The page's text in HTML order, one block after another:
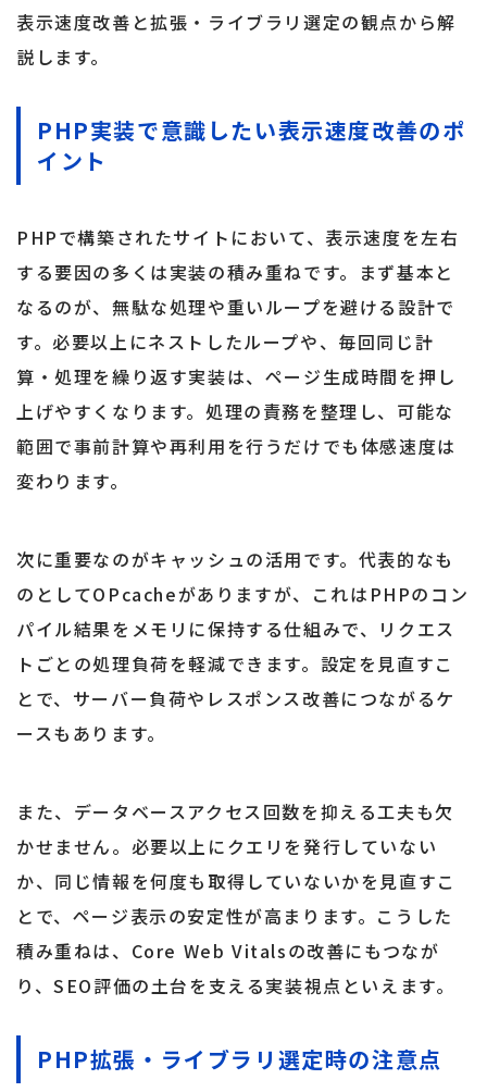
表示速度改善と拡張・ライブラリ選定の観点から解
説します。
PHP実装で意識したい表示速度改善のポ
イント
PHPで構築されたサイトにおいて、表示速度を左右
する要因の多くは実装の積み重ねです。まず基本と
なるのが、無駄な処理や重いループを避ける設計で
す。必要以上にネストしたループや、毎回同じ計
算・処理を繰り返す実装は、ページ生成時間を押し
上げやすくなります。処理の責務を整理し、可能な
範囲で事前計算や再利用を行うだけでも体感速度は
変わります。
次に重要なのがキャッシュの活用です。代表的なも
のとしてOPcacheがありますが、これはPHPのコン
パイル結果をメモリに保持する仕組みで、リクエス
トごとの処理負荷を軽減できます。設定を見直すこ
とで、サーバー負荷やレスポンス改善につながるケ
ースもあります。
また、データベースアクセス回数を抑える工夫も欠
かせません。必要以上にクエリを発行していない
か、同じ情報を何度も取得していないかを見直すこ
とで、ページ表示の安定性が高まります。こうした
積み重ねは、Core Web Vitalsの改善にもつなが
り、SEO評価の土台を支える実装視点といえます。
PHP拡張・ライブラリ選定時の注意点